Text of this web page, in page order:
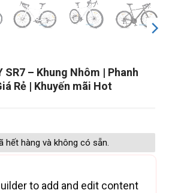
SR7 – Khung Nhôm | Phanh
Rẻ | Khuyến mãi Hot
hết hàng và không có sẵn.
to add and edit content